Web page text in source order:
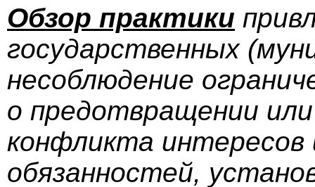
Обзор практики
государственных
несоблюдение
о предотвращении
конфликта интересов
обязанностей,